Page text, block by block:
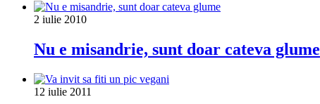
2 iulie 2010
Nu e misandrie, sunt doar cateva glume
12 iulie 2011